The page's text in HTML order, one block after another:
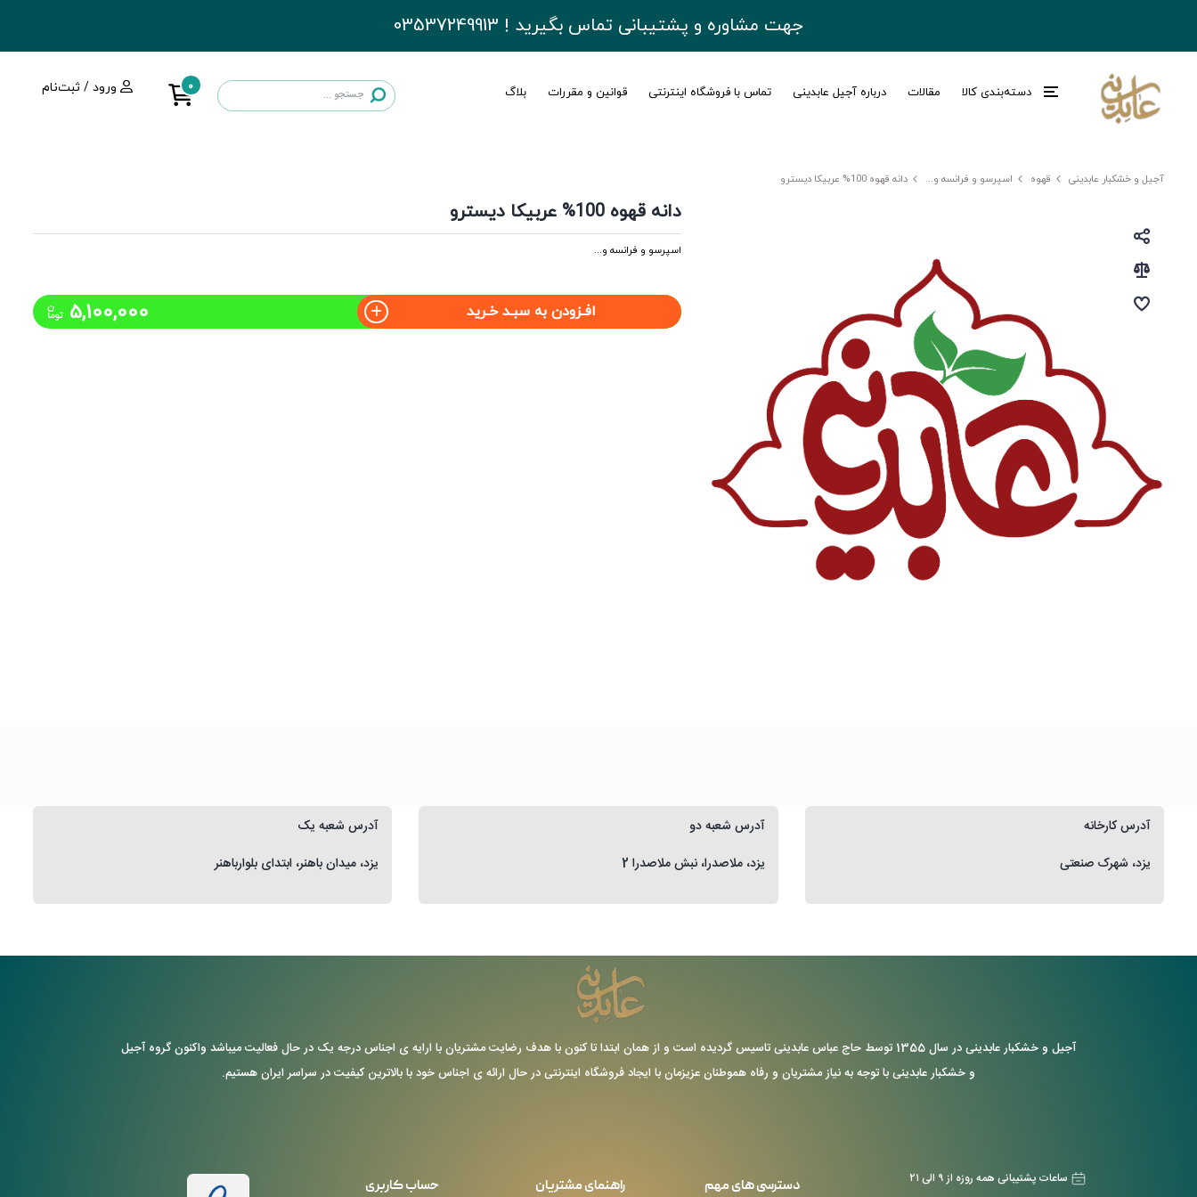
جهت مشاوره و پشتیبانی تماس بگیرید ! 03537249913
ورود / ثبت‌نام 0 دسته‌بندی کالا مقالات درباره آجیل عابدینی تماس با فروشگاه اینترنتی قوانین و مقررات بلاگ
آجیل و خشکبار عابدینی قهوه اسپرسو و فرانسه و... دانه قهوه 100% عربیکا دیسترو
دانه قهوه 100% عربیکا دیسترو
اسپرسو و فرانسه و...
افـزودن به سبـد خـرید 5,100,000 توما
ن
آدرس شعبه یک
یزد، میدان باهنر، ابتدای بلوارباهنر
آدرس شعبه دو
یزد، ملاصدرا، نبش ملاصدرا 2
آدرس کارخانه
یزد، شهرک صنعتی
آجیل و خشکبار عابدینی در سال 1355 توسط حاج عباس عابدینی تاسیس گردیده است و از همان ابتدا تا کنون با هدف رضایت مشتریان با ارایه ی اجناس درجه یک در حال فعالیت میباشد واکنون گروه آجیل
و خشکبار عابدینی با توجه به نیاز مشتریان و رفاه هموطنان عزیزمان با ایجاد فروشگاه اینترنتی در حال ارائه ی اجناس خود با بالاترین کیفیت در سراسر ایران هستیم.
ساعات پشتیبانی همه روزه از ۹ الی ۲۱ دسترسی های مهم راهنمای مشتریان حساب کاربری